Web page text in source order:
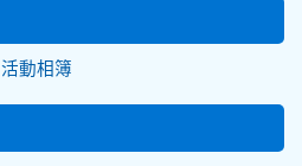
活動相簿